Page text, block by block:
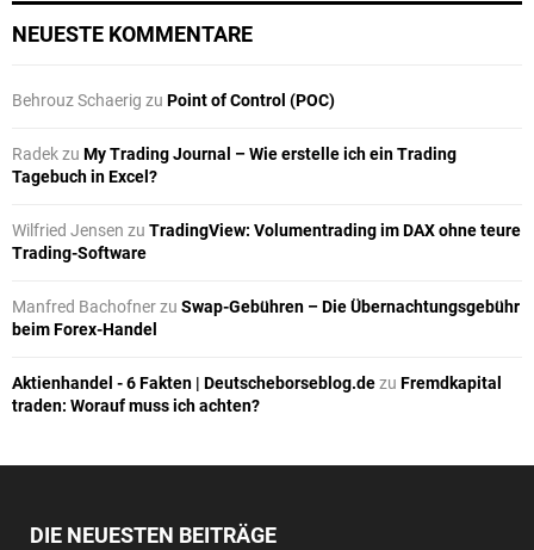
NEUESTE KOMMENTARE
Behrouz Schaerig zu Point of Control (POC)
Radekzu My Trading Journal – Wie erstelle ich ein Trading
Tagebuch in Excel?
Wilfried Jensen zu TradingView: Volumentrading im DAX ohne teure
Trading-Software
Manfred Bachofnerzu Swap-Gebühren – Die Übernachtungsgebühr
beim Forex-Handel
Aktienhandel - 6 Fakten | Deutscheborseblog.dezu Fremdkapital
traden: Worauf muss ich achten?
DIE NEUESTEN BEITRÄGE